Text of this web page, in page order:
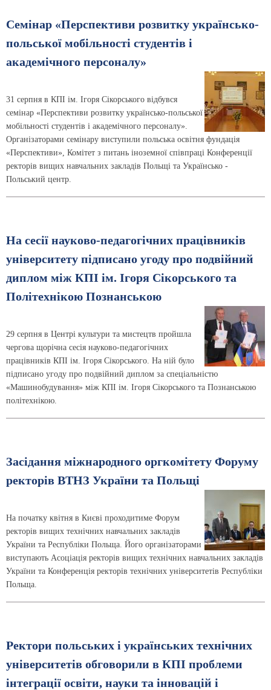
Семінар «Перспективи розвитку українсько-
польської мобільності студентів і
академічного персоналу»
31 серпня в КПІ ім. Ігоря Сікорського відбувся
семінар «Перспективи розвитку українсько-польської
мобільності студентів і академічного персоналу».
Організаторами семінару виступили польська освітня фундація
«Перспективи», Комітет з питань іноземної співпраці Конференції
ректорів вищих навчальних закладів Польщі та Українсько -
Польський центр.
На сесії науково-педагогічних працівників
університету підписано угоду про подвійний
диплом між КПІ ім. Ігоря Сікорського та
Політехнікою Познанською
29 серпня в Центрі культури та мистецтв пройшла
чергова щорічна сесія науково-педагогічних
працівників КПІ ім. Ігоря Сікорського. На ній було
підписано угоду про подвійний диплом за спеціальністю
«Машинобудування» між КПІ ім. Ігоря Сікорського та Познанською
політехнікою.
Засідання міжнародного оргкомітету Форуму
ректорів ВТНЗ України та Польщі
На початку квітня в Києві проходитиме Форум
ректорів вищих технічних навчальних закладів
України та Республіки Польща. Його організаторами
виступають Асоціація ректорів вищих технічних навчальних закладів
України та Конференція ректорів технічних університетів Республіки
Польща.
Ректори польських і українських технічних
університетів обговорили в КПІ проблеми
інтеграції освіти, науки та інновацій і